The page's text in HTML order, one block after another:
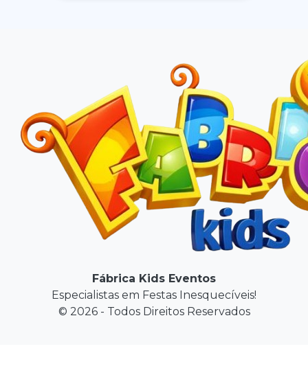
Fábrica Kids Eventos
Especialistas em Festas Inesquecíveis!
© 2026 - Todos Direitos Reservados